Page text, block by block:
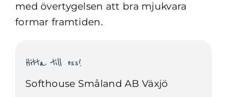
med övertygelsen att bra mjukvara
formar framtiden.
Hitta till oss!
Softhouse Småland AB Växjö